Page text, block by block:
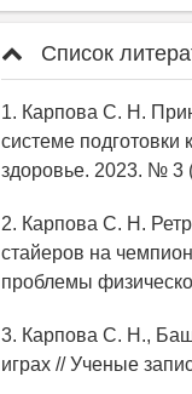
Список
1. Карпова С. Н.
системе подготовки
здоровье. 2023. № 3
2. Карпова С. Н.
стайеров на
проблемы
3. Карпова С. Н.,
играх // Ученые